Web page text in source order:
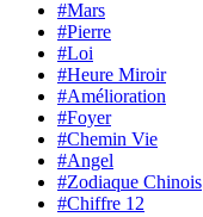
#Mars
#Pierre
#Loi
#Heure Miroir
#Amélioration
#Foyer
#Chemin Vie
#Angel
#Zodiaque Chinois
#Chiffre 12